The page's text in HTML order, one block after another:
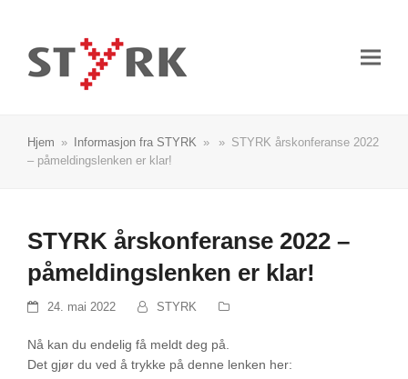
Hjem » Informasjon fra STYRK » » STYRK årskonferanse 2022
– påmeldingslenken er klar!
STYRK årskonferanse 2022 –
påmeldingslenken er klar!
24. mai 2022 STYRK
Nå kan du endelig få meldt deg på.
Det gjør du ved å trykke på denne lenken her: